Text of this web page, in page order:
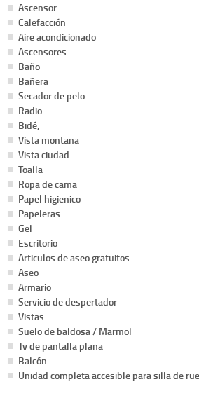
Ascensor
Calefacción
Aire acondicionado
Ascensores
Baño
Bañera
Secador de pelo
Radio
Bidé,
Vista montana
Vista ciudad
Toalla
Ropa de cama
Papel higienico
Papeleras
Gel
Escritorio
Articulos de aseo gratuitos
Aseo
Armario
Servicio de despertador
Vistas
Suelo de baldosa / Marmol
Tv de pantalla plana
Balcón
Unidad completa accesible para silla de